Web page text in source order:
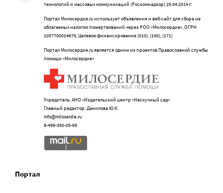
технологий и массовых коммуникаций (Роскомнадзор) 25.04.2014 г.
Портал Милосердие.ru использует объявления и веб-сайт для сбора не
облагаемых налогом пожертвований через РОО «Милосердие», ОГРН
1057700014679, Целевое финансирование (010), (140), (171)
Портал Милосердие.ru является одним из проектов Православной службы
помощи «Милосердие»
Учредитель: АНО «Издательский центр «Нескучный сад»
Главный редактор: Данилова Ю.К.
info@miloserdie.ru
8-499-350-05-95
Портал